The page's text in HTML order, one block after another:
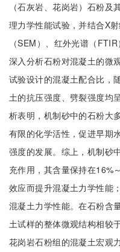
（石灰岩、花岗岩）石粉
理力学性能试验，并结合X
（SEM）、红外光谱（
深入分析石粉对混凝土的微
试验设计的混凝土配合比，
土的抗压强度、劈裂强度均
析表明，机制砂中的石粉大
有限的化学活性，促进早期
强度的发展。综上，机制砂
充作用，其含量保持在16%
效应而提升混凝土力学性能
混凝土力学性能。在石粉含
土试样的整体微观结构相较
花岗岩石粉组的混凝土宏观